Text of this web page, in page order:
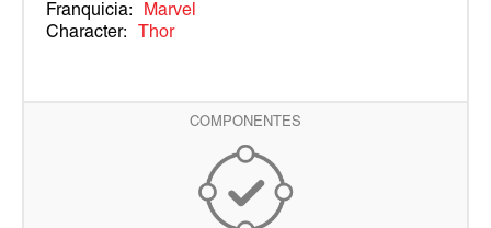
COMPONENTES
Franquicia:
Marvel
Character:
Thor